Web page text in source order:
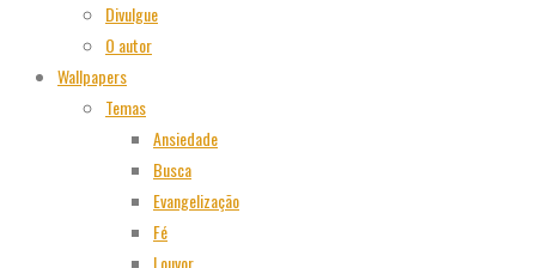
Divulgue
O autor
Wallpapers
Temas
Ansiedade
Busca
Evangelização
Fé
Louvor